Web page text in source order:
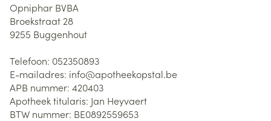
Opniphar BVBA
Broekstraat 28
9255 Buggenhout
Telefoon: 052350893
E-mailadres: info@apotheekopstal.be
APB nummer: 420403
Apotheek titularis: Jan Heyvaert
BTW nummer: BE0892559653